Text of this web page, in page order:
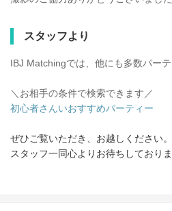
スタッフより
IBJ Matchingでは、他にも多数パー
＼お相手の条件で検索できます／
初心者さんいおすすめパーティー
ぜひご覧いただき、お越しください。
スタッフ一同心よりお待ちしておりま